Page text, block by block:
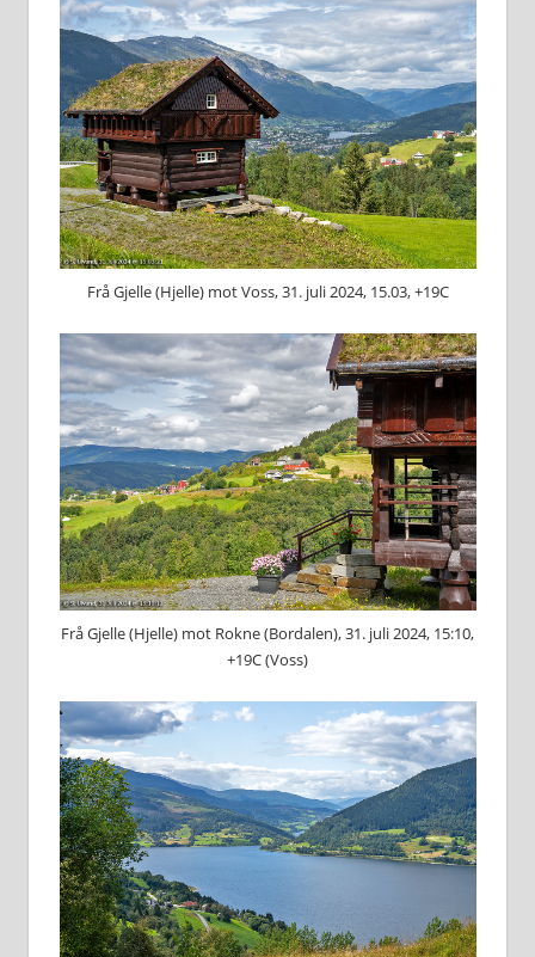
Frå Gjelle (Hjelle) mot Voss, 31. juli 2024, 15.03, +19C
Frå Gjelle (Hjelle) mot Rokne (Bordalen), 31. juli 2024, 15:10,
+19C (Voss)